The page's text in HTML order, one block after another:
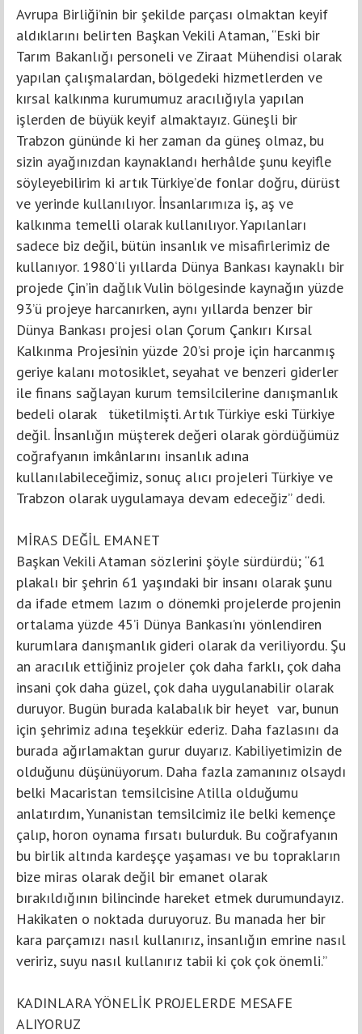
Avrupa Birliği’nin bir şekilde parçası olmaktan keyif
aldıklarını belirten Başkan Vekili Ataman, “Eski bir
Tarım Bakanlığı personeli ve Ziraat Mühendisi olarak
yapılan çalışmalardan, bölgedeki hizmetlerden ve
kırsal kalkınma kurumumuz aracılığıyla yapılan
işlerden de büyük keyif almaktayız. Güneşli bir
Trabzon gününde ki her zaman da güneş olmaz, bu
sizin ayağınızdan kaynaklandı herhâlde şunu keyifle
söyleyebilirim ki artık Türkiye’de fonlar doğru, dürüst
ve yerinde kullanılıyor. İnsanlarımıza iş, aş ve
kalkınma temelli olarak kullanılıyor. Yapılanları
sadece biz değil, bütün insanlık ve misafirlerimiz de
kullanıyor. 1980‘li yıllarda Dünya Bankası kaynaklı bir
projede Çin’in dağlık Vulin bölgesinde kaynağın yüzde
93’ü projeye harcanırken, aynı yıllarda benzer bir
Dünya Bankası projesi olan Çorum Çankırı Kırsal
Kalkınma Projesi’nin yüzde 20’si proje için harcanmış
geriye kalanı motosiklet, seyahat ve benzeri giderler
ile finans sağlayan kurum temsilcilerine danışmanlık
bedeli olarak tüketilmişti. Artık Türkiye eski Türkiye
değil. İnsanlığın müşterek değeri olarak gördüğümüz
coğrafyanın imkânlarını insanlık adına
kullanılabileceğimiz, sonuç alıcı projeleri Türkiye ve
Trabzon olarak uygulamaya devam edeceğiz” dedi.
MİRAS DEĞİL EMANET
Başkan Vekili Ataman sözlerini şöyle sürdürdü; “61
plakalı bir şehrin 61 yaşındaki bir insanı olarak şunu
da ifade etmem lazım o dönemki projelerde projenin
ortalama yüzde 45’i Dünya Bankası’nı yönlendiren
kurumlara danışmanlık gideri olarak da veriliyordu. Şu
an aracılık ettiğiniz projeler çok daha farklı, çok daha
insani çok daha güzel, çok daha uygulanabilir olarak
duruyor. Bugün burada kalabalık bir heyet var, bunun
için şehrimiz adına teşekkür ederiz. Daha fazlasını da
burada ağırlamaktan gurur duyarız. Kabiliyetimizin de
olduğunu düşünüyorum. Daha fazla zamanınız olsaydı
belki Macaristan temsilcisine Atilla olduğumu
anlatırdım, Yunanistan temsilcimiz ile belki kemençe
çalıp, horon oynama fırsatı bulurduk. Bu coğrafyanın
bu birlik altında kardeşçe yaşaması ve bu toprakların
bize miras olarak değil bir emanet olarak
bırakıldığının bilincinde hareket etmek durumundayız.
Hakikaten o noktada duruyoruz. Bu manada her bir
kara parçamızı nasıl kullanırız, insanlığın emrine nasıl
veririz, suyu nasıl kullanırız tabii ki çok çok önemli.”
KADINLARA YÖNELİK PROJELERDE MESAFE
ALIYORUZ